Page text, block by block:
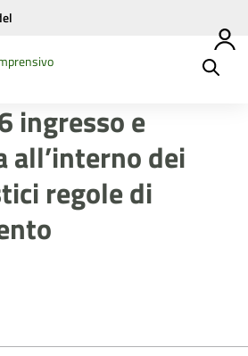
ingresso e
all’interno dei
regole di